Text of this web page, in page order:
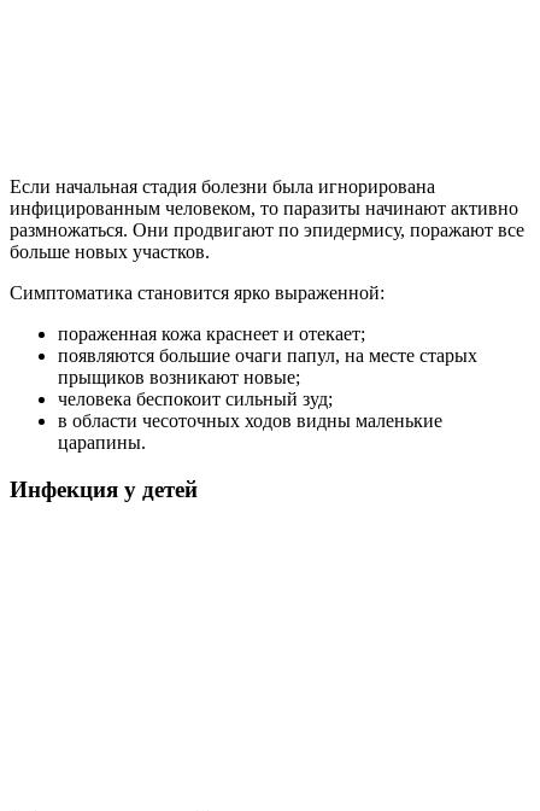
Если начальная стадия болезни была игнорирована
инфицированным человеком, то паразиты начинают активно
размножаться. Они продвигают по эпидермису, поражают все
больше новых участков.
Симптоматика становится ярко выраженной:
пораженная кожа краснеет и отекает;
появляются большие очаги папул, на месте старых
прыщиков возникают новые;
человека беспокоит сильный зуд;
в области чесоточных ходов видны маленькие
царапины.
Инфекция у детей